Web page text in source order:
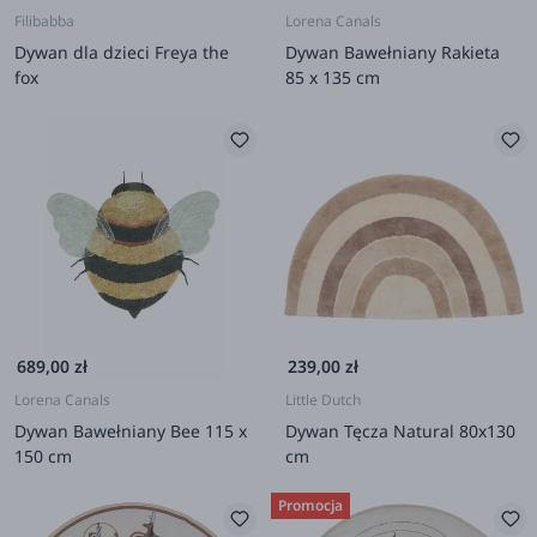
Filibabba
Dywan dla dzieci Freya the
fox
Lorena Canals
Dywan Bawełniany Rakieta
85 x 135 cm
689,00 zł
Lorena Canals
Dywan Bawełniany Bee 115 x
150 cm
239,00 zł
Little Dutch
Dywan Tęcza Natural 80x130
cm
Promocja